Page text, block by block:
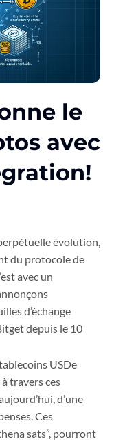
le
avec
évolution,
du protocole de
avec un
d’échange
depuis le 10
USDe
travers ces
d’une
Ces
sats”, pourront